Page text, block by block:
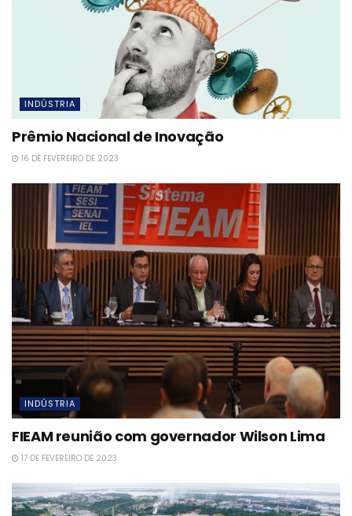
INDÚSTRIA
Prêmio Nacional de Inovação
16 DE FEVEREIRO DE 2023
INDÚSTRIA
FIEAM reunião com governador Wilson Lima
17 DE FEVEREIRO DE 2023